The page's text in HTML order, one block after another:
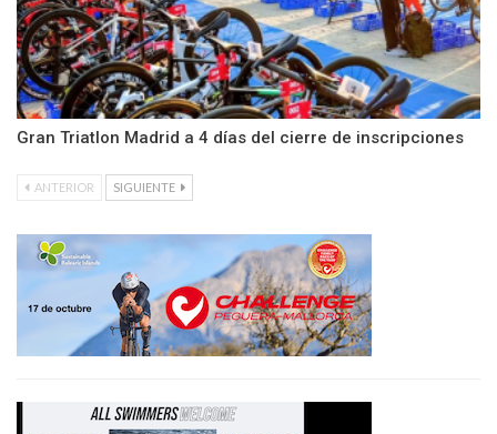
Gran Triatlon Madrid a 4 días del cierre de inscripciones
ANTERIOR SIGUIENTE